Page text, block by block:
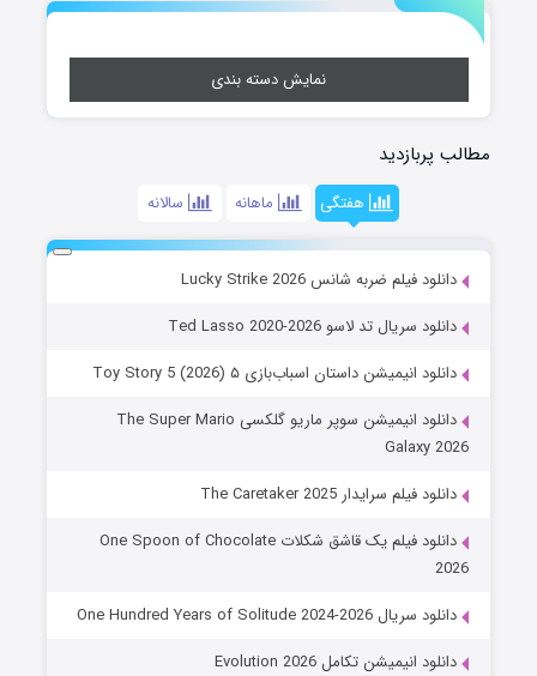
نمایش دسته بندی
مطالب پربازدید
هفتگی ماهانه سالانه
دانلود فیلم ضربه شانس Lucky Strike 2026
دانلود سریال تد لاسو Ted Lasso 2020-2026
دانلود انیمیشن داستان اسباب‌بازی ۵ Toy Story 5 (2026)
دانلود انیمیشن سوپر ماریو گلکسی The Super Mario
Galaxy 2026
دانلود فیلم سرایدار The Caretaker 2025
دانلود فیلم یک قاشق شکلات One Spoon of Chocolate
2026
دانلود سریال One Hundred Years of Solitude 2024-2026
دانلود انیمیشن تکامل Evolution 2026